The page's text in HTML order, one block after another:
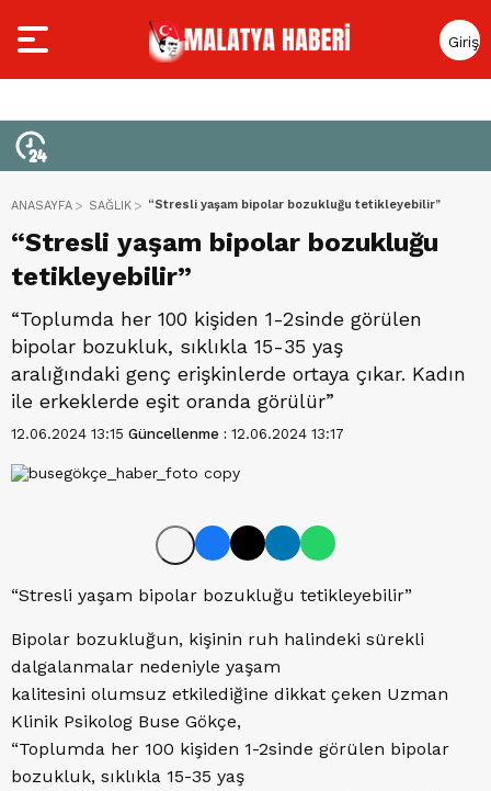
Giriş
Yap
ANASAYFA SAĞLIK “Stresli yaşam bipolar bozukluğu tetikleyebilir”
“Stresli yaşam bipolar bozukluğu
tetikleyebilir”
“Toplumda her 100 kişiden 1-2sinde görülen
bipolar bozukluk, sıklıkla 15-35 yaş
aralığındaki genç erişkinlerde ortaya çıkar. Kadın
ile erkeklerde eşit oranda görülür”
12.06.2024 13:15 Güncellenme : 12.06.2024 13:17
“Stresli yaşam bipolar bozukluğu tetikleyebilir”
Bipolar bozukluğun, kişinin ruh halindeki sürekli
dalgalanmalar nedeniyle yaşam
kalitesini olumsuz etkilediğine dikkat çeken Uzman
Klinik Psikolog Buse Gökçe,
“Toplumda her 100 kişiden 1-2sinde görülen bipolar
bozukluk, sıklıkla 15-35 yaş